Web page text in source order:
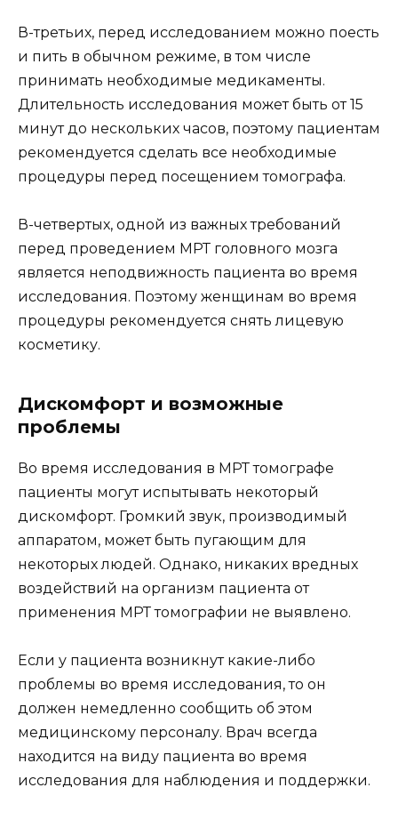
В-третьих, перед исследованием можно поесть
и пить в обычном режиме, в том числе
принимать необходимые медикаменты.
Длительность исследования может быть от 15
минут до нескольких часов, поэтому пациентам
рекомендуется сделать все необходимые
процедуры перед посещением томографа.
В-четвертых, одной из важных требований
перед проведением МРТ головного мозга
является неподвижность пациента во время
исследования. Поэтому женщинам во время
процедуры рекомендуется снять лицевую
косметику.
Дискомфорт и возможные
проблемы
Во время исследования в МРТ томографе
пациенты могут испытывать некоторый
дискомфорт. Громкий звук, производимый
аппаратом, может быть пугающим для
некоторых людей. Однако, никаких вредных
воздействий на организм пациента от
применения МРТ томографии не выявлено.
Если у пациента возникнут какие-либо
проблемы во время исследования, то он
должен немедленно сообщить об этом
медицинскому персоналу. Врач всегда
находится на виду пациента во время
исследования для наблюдения и поддержки.